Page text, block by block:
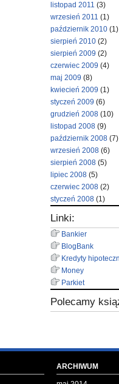
listopad 2011 (3)
wrzesień 2011 (1)
październik 2010 (1)
sierpień 2010 (2)
sierpień 2009 (2)
czerwiec 2009 (4)
maj 2009 (8)
kwiecień 2009 (1)
styczeń 2009 (6)
grudzień 2008 (10)
listopad 2008 (9)
październik 2008 (7)
wrzesień 2008 (6)
sierpień 2008 (5)
lipiec 2008 (5)
czerwiec 2008 (2)
styczeń 2008 (1)
Linki:
Bankier
BlogBank
Kredyty
Money
Parkiet
Polecamy
ARCHIWUM